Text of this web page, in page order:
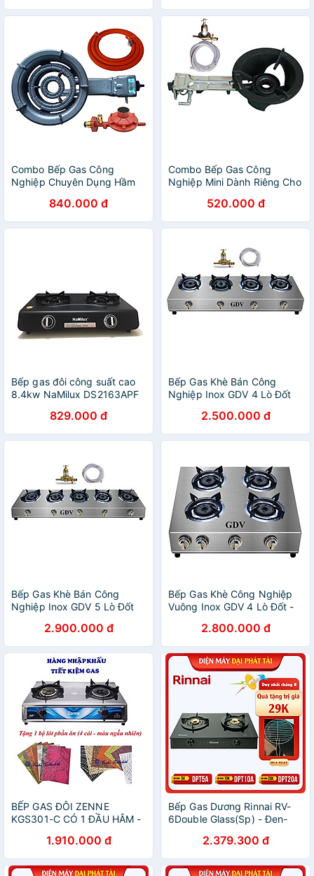
Combo Bếp Gas Công
Nghiệp Chuyên Dụng Hầm
Sơn Tĩnh Điện Loại To 5
Chân Kèm Van Dây - Hàng
Chính Hãng
840.000 đ
Combo Bếp Gas Công
Nghiệp Mini Dành Riêng Cho
Hàng Chính Hãng
520.000 đ
Bếp gas đôi công suất cao
8.4kw NaMilux DS2163APF
829.000 đ
Bếp Gas Khè Bán Công
Nghiệp Inox GDV 4 Lò Đốt
Hàng Chính Hãng
2.500.000 đ
Bếp Gas Khè Bán Công
Nghiệp Inox GDV 5 Lò Đốt
Hàng Chính Hãng
2.900.000 đ
Bếp Gas Khè Công Nghiệp
Vuông Inox GDV 4 Lò Đốt -
2.800.000 đ
BẾP GAS ĐÔI ZENNE
KGS301-C CÓ 1 ĐẦU HÂM -
MẶT BẾP INOX - NGỌN LỬA
MẠNH VÀ HỘI TỤ - TIẾT
KIỆM GAS
1.910.000 đ
Bếp Gas Dương Rinnai RV-
6Double Glass(Sp) - Đen-
2.379.300 đ